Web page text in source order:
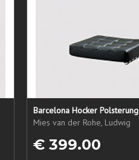
Barcelona Hocker Polsterung
Mies van der Rohe, Ludwig
€ 399.00